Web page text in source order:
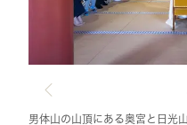
男体山の山頂にある奥宮と日光